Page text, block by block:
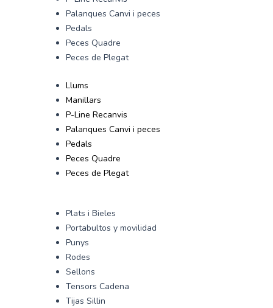
Palanques Canvi i peces
Pedals
Peces Quadre
Peces de Plegat
Llums
Manillars
P-Line Recanvis
Palanques Canvi i peces
Pedals
Peces Quadre
Peces de Plegat
Plats i Bieles
Portabultos y movilidad
Punys
Rodes
Sellons
Tensors Cadena
Tijas Sillin